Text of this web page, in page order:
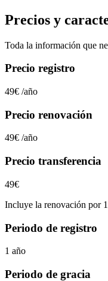
Precios y
Toda la información que
Precio registro
49€ /año
Precio renovación
49€ /año
Precio transferencia
49€
Incluye la renovación por
Periodo de registro
1 año
Periodo de gracia